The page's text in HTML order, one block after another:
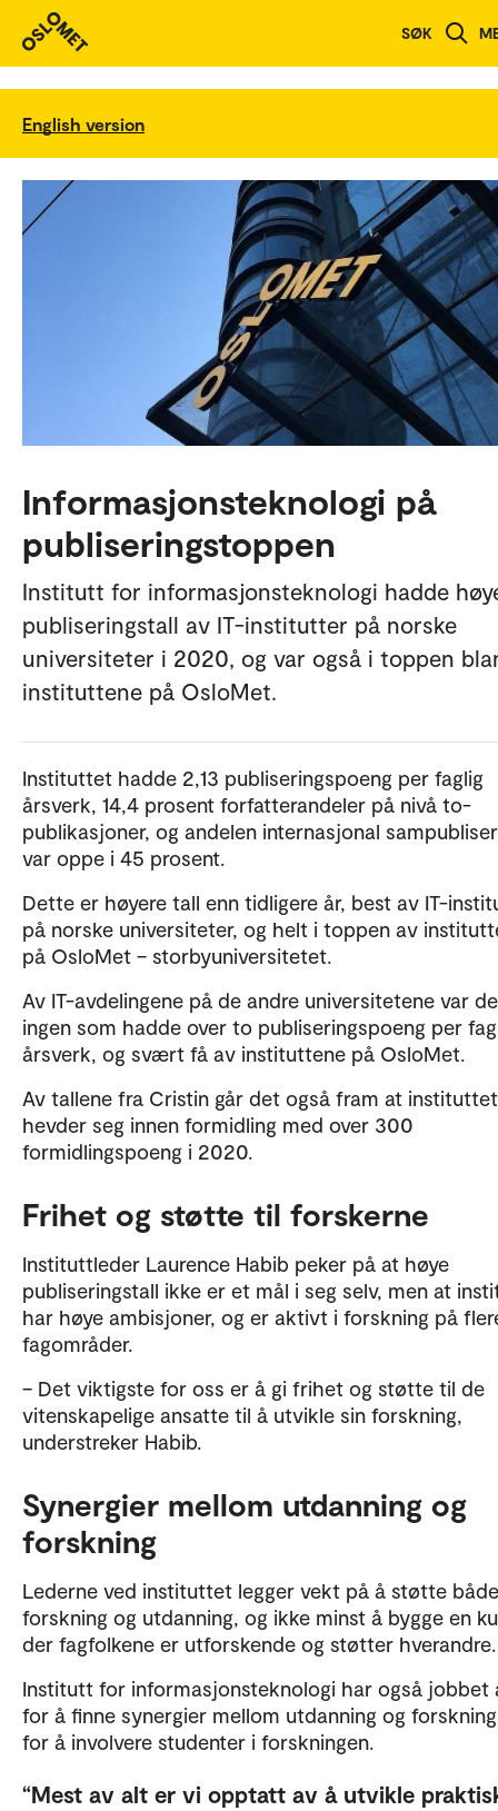
SØK
English version
Informasjonsteknologi på
publiseringstoppen
Institutt for informasjonsteknologi hadde
publiseringstall av IT-institutter på norske
universiteter i 2020, og var også i toppen
instituttene på OsloMet.
Instituttet hadde 2,13 publiseringspoeng per faglig
årsverk, 14,4 prosent forfatterandeler på nivå to-
publikasjoner, og andelen internasjonal
var oppe i 45 prosent.
Dette er høyere tall enn tidligere år, best av IT-
på norske universiteter, og helt i toppen av
på OsloMet – storbyuniversitetet.
Av IT-avdelingene på de andre universitetene var
ingen som hadde over to publiseringspoeng per
årsverk, og svært få av instituttene på OsloMet.
Av tallene fra Cristin går det også fram at instituttet
hevder seg innen formidling med over 300
formidlingspoeng i 2020.
Frihet og støtte til forskerne
Instituttleder Laurence Habib peker på at høye
publiseringstall ikke er et mål i seg selv, men at
har høye ambisjoner, og er aktivt i forskning på
fagområder.
– Det viktigste for oss er å gi frihet og støtte til de
vitenskapelige ansatte til å utvikle sin forskning,
understreker Habib.
Synergier mellom utdanning og
forskning
Lederne ved instituttet legger vekt på å støtte både
forskning og utdanning, og ikke minst å bygge en
der fagfolkene er utforskende og støtter
Institutt for informasjonsteknologi har også jobbet
for å finne synergier mellom utdanning og
for å involvere studenter i forskningen.
Mest av alt er vi opptatt av å utvikle